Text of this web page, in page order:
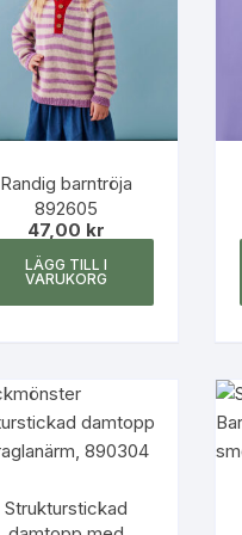
Randig barntröja
892605
47,00 kr
LÄGG TILL I
VARUKORG
Strukturstickad